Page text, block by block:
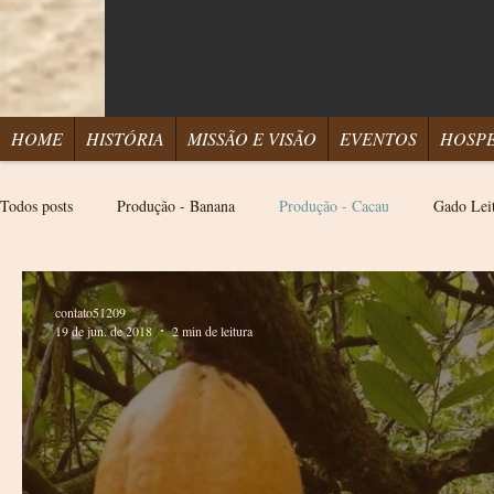
Todos posts Produção - Banana Produção - Cacau Gado
contato51209
19 de jun. de 2018
2 min de leitura
HOME HISTÓRIA MISSÃO E VISÃO EVENTOS